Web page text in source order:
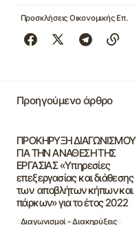
Προσκλήσεις Οικονομικής Επ.
Προηγούμενο άρθρο
ΠΡΟΚΗΡΥΞΗ ΔΙΑΓΩΝΙΣΜΟΥ
ΓΙΑ ΤΗΝ ΑΝΑΘΕΣΗ ΤΗΣ
ΕΡΓΑΣΙΑΣ «Υπηρεσίες
επεξεργασίας και διάθεσης
των αποβλήτων κήπων και
πάρκων» για το έτος 2022
Διαγωνισμοί - Διακηρύξεις